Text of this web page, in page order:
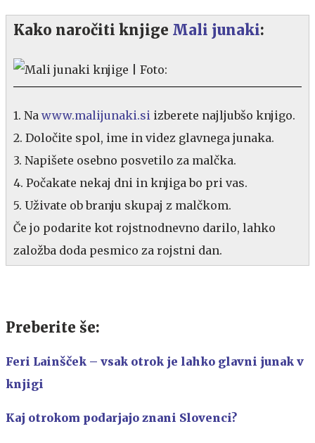
Kako naročiti knjige Mali junaki:
1. Na www.malijunaki.si izberete najljubšo knjigo.
2. Določite spol, ime in videz glavnega junaka.
3. Napišete osebno posvetilo za malčka.
4. Počakate nekaj dni in knjiga bo pri vas.
5. Uživate ob branju skupaj z malčkom.
Če jo podarite kot rojstnodnevno darilo, lahko
založba doda pesmico za rojstni dan.
Preberite še:
Feri Lainšček – vsak otrok je lahko glavni junak v
knjigi
Kaj otrokom podarjajo znani Slovenci?